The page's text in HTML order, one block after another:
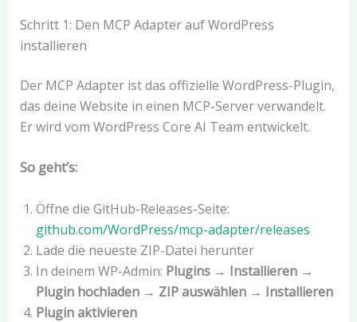
Schritt 1: Den MCP Adapter auf WordPress
installieren
Der MCP Adapter ist das offizielle WordPress-Plugin,
das deine Website in einen MCP-Server verwandelt.
Er wird vom WordPress Core AI Team entwickelt.
So geht’s:
Öffne die GitHub-Releases-Seite:
github.com/WordPress/mcp-adapter/releases
Lade die neueste ZIP-Datei herunter
In deinem WP-Admin: Plugins → Installieren →
Plugin hochladen → ZIP auswählen → Installieren
Plugin aktivieren